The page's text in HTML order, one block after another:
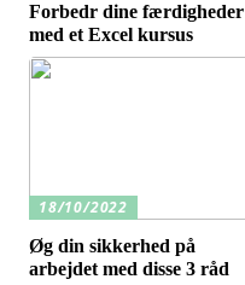
Forbedr dine færdigheder
med et Excel kursus
18/10/2022
Øg din sikkerhed på
arbejdet med disse 3 råd